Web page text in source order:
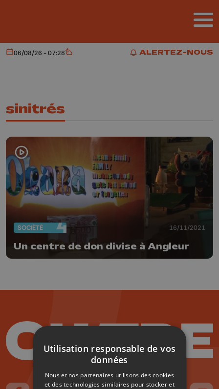
ALERTEZ-NOUS
ALERTEZ-NOUS
Aujourd'hui
06/08/26 - 07:28 Météo
sinitrés
SOCIÉTÉ 16/11/2021
Un centre de don divise à Angleur
Utilisation responsable de vos
données
Nous et nos partenaires utilisons des cookies
et des technologies similaires pour stocker et